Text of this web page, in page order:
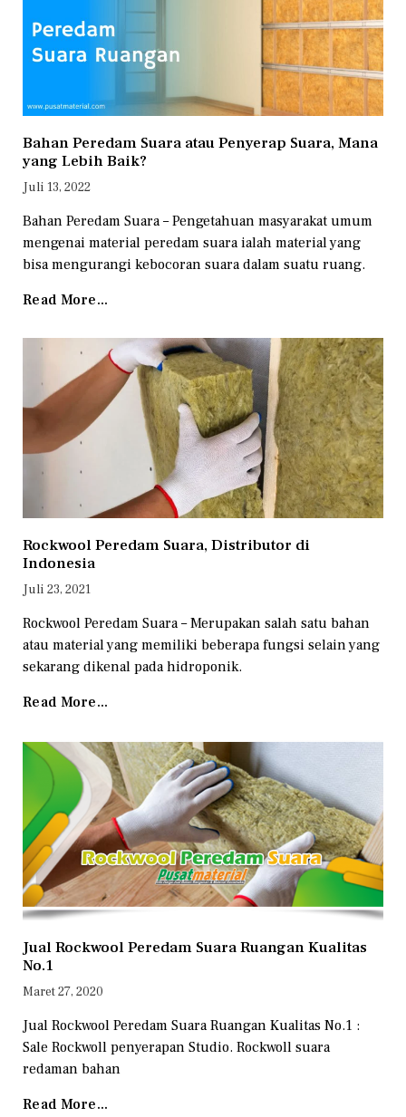
Bahan Peredam Suara atau Penyerap Suara, Mana
yang Lebih Baik?
Juli 13, 2022
Bahan Peredam Suara – Pengetahuan masyarakat umum
mengenai material peredam suara ialah material yang
bisa mengurangi kebocoran suara dalam suatu ruang.
Read More...
Rockwool Peredam Suara, Distributor di
Indonesia
Juli 23, 2021
Rockwool Peredam Suara – Merupakan salah satu bahan
atau material yang memiliki beberapa fungsi selain yang
sekarang dikenal pada hidroponik.
Read More...
Jual Rockwool Peredam Suara Ruangan Kualitas
No.1
Maret 27, 2020
Jual Rockwool Peredam Suara Ruangan Kualitas No.1 :
Sale Rockwoll penyerapan Studio. Rockwoll suara
redaman bahan
Read More...